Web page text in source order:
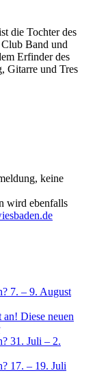
die Tochter des
Band und
Erfinder des
Gitarre und Tres
keine
wird ebenfalls
7. – 9. August
Diese neuen
31. Juli – 2.
17. – 19. Juli